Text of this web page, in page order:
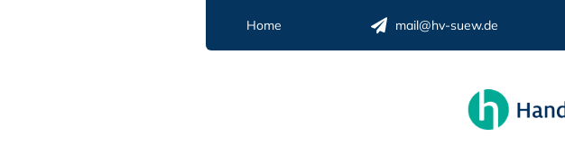
Home mail@hv-suew.de